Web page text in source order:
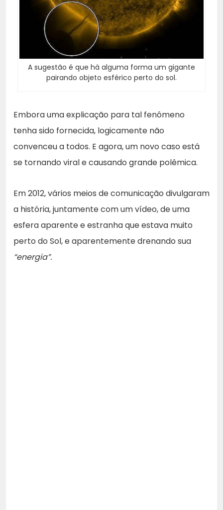
A sugestão é que há alguma forma um gigante
pairando objeto esférico perto do sol.
Embora uma explicação para tal fenômeno
tenha sido fornecida, logicamente não
convenceu a todos. E agora, um novo caso está
se tornando viral e causando grande polêmica.
Em 2012, vários meios de comunicação divulgaram
a história, juntamente com um vídeo, de uma
esfera aparente e estranha que estava muito
perto do Sol, e aparentemente drenando sua
“energia”.